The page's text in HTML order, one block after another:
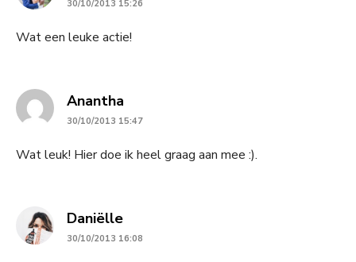
30/10/2013 15:26
Wat een leuke actie!
Anantha
30/10/2013 15:47
Wat leuk! Hier doe ik heel graag aan mee :).
Daniëllesays:
30/10/2013 16:08